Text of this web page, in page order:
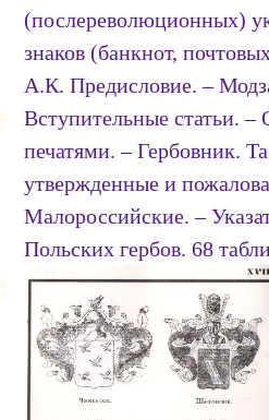
(послереволюционных)
знаков (банкнот,
А.К. Предисловие. –
Вступительные статьи. –
печатями. – Гербовник.
утвержденные и
Малороссийские. –
Польских гербов. 68